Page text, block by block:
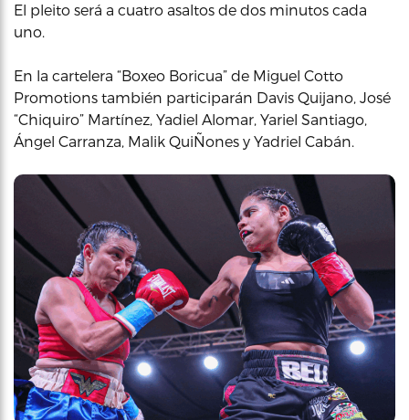
El pleito será a cuatro asaltos de dos minutos cada
uno.
En la cartelera “Boxeo Boricua” de Miguel Cotto
Promotions también participarán Davis Quijano, José
“Chiquiro” Martínez, Yadiel Alomar, Yariel Santiago,
Ángel Carranza, Malik QuiÑones y Yadriel Cabán.